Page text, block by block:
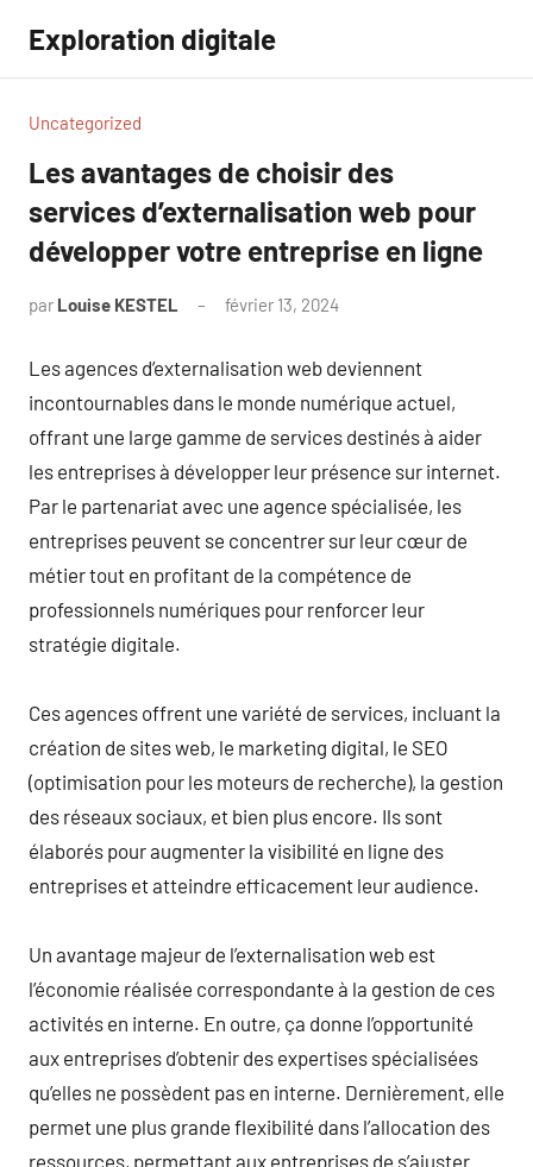
contenu
Exploration digitale
Uncategorized
Les avantages de choisir des
services d’externalisation web pour
développer votre entreprise en ligne
par Louise KESTEL février 13, 2024
Les agences d’externalisation web deviennent
incontournables dans le monde numérique actuel,
offrant une large gamme de services destinés à aider
les entreprises à développer leur présence sur internet.
Par le partenariat avec une agence spécialisée, les
entreprises peuvent se concentrer sur leur cœur de
métier tout en profitant de la compétence de
professionnels numériques pour renforcer leur
stratégie digitale.
Ces agences offrent une variété de services, incluant la
création de sites web, le marketing digital, le SEO
(optimisation pour les moteurs de recherche), la gestion
des réseaux sociaux, et bien plus encore. Ils sont
élaborés pour augmenter la visibilité en ligne des
entreprises et atteindre efficacement leur audience.
Un avantage majeur de l’externalisation web est
l’économie réalisée correspondante à la gestion de ces
activités en interne. En outre, ça donne l’opportunité
aux entreprises d’obtenir des expertises spécialisées
qu’elles ne possèdent pas en interne. Dernièrement, elle
permet une plus grande flexibilité dans l’allocation des
ressources, permettant aux entreprises de s’ajuster